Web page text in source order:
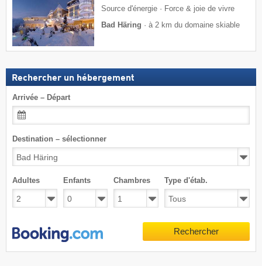
Source d'énergie · Force & joie de vivre
Bad Häring · à 2 km du domaine skiable
Rechercher un hébergement
Arrivée – Départ
Destination – sélectionner
Adultes Enfants Chambres Type d'étab.
Rechercher